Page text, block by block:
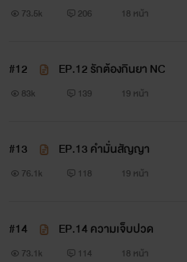
พระเอก : ปากร้าย ขี้หงุดหงิด
เรื่องนี้เป็นแนว Mpreg โ
สุภาพและบิดเบือนจากความเป็
ทั้งนี้ก็เพื่ออรรถรสเท่านั้นค่ะ ไม่
73.5k 206 18 หน้า
#12 EP.12 รักต้องกินยา NC
83k 139 19 หน้า
#13 EP.13 คำมั่นสัญญา
76.1k 118 19 หน้า
#14 EP.14 ความเจ็บปวด
73.1k 114 18 หน้า